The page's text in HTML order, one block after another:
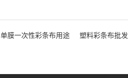
单膜一次性彩条布用途 塑料彩条布批发